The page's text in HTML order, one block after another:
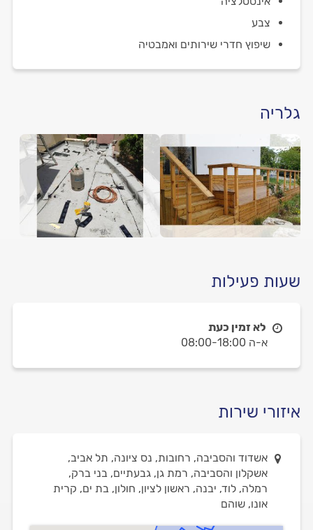
צבע
שיפוץ חדרי שירותים ואמבטיה
גלריה
שעות פעילות
לא זמין כעת
א-ה 08:00-18:00
איזורי שירות
אשדוד והסביבה, רחובות, נס ציונה, תל אביב,
אשקלון והסביבה, רמת גן, גבעתיים, בני ברק,
רמלה, לוד, יבנה, ראשון לציון, חולון, בת ים, קרית
אונו, שוהם